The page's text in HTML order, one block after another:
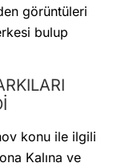
görüntüleri
bulup
konu ile ilgili
Kalına ve